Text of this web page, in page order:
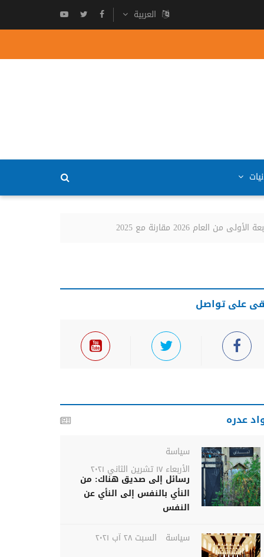
العربية
2026 مقارنة مع 2025
على تواصل
عدره
سياسة
الأربعاء ١٧ تشرين الثاني ٢٠٢١
رسائل إلى صديق هناك: من
النأي بالنفس إلى النأي عن
النفس
سياسة
السبت ٢٨ آب ٢٠٢١